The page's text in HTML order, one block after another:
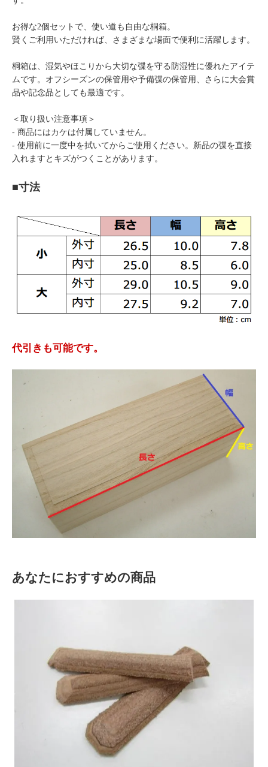
お得な2個セットで、使い道も自由な桐箱。
賢くご利用いただければ、さまざまな場面で便利に活躍します。
桐箱は、湿気やほこりから大切な弽を守る防湿性に優れたアイテ
ムです。オフシーズンの保管用や予備弽の保管用、さらに大会賞
品や記念品としても最適です。
＜取り扱い注意事項＞
- 商品にはカケは付属していません。
- 使用前に一度中を拭いてからご使用ください。新品の弽を直接
入れますとキズがつくことがあります。
■寸法
代引きも可能です。
あなたにおすすめの商品